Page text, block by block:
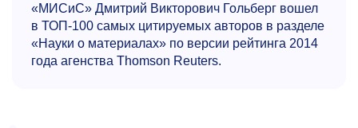
«МИСиС» Дмитрий Викторович Гольберг вошел
в ТОП-100 самых цитируемых авторов в разделе
«Науки о материалах» по версии рейтинга 2014
года агенства Thomson Reuters.